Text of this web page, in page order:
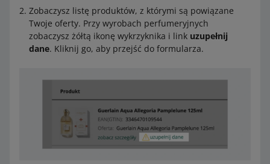
Zobaczysz listę produktów, z którymi są powiązane
Twoje oferty. Przy wyrobach perfumeryjnych
zobaczysz żółtą ikonę wykrzyknika i link uzupełnij
dane. Kliknij go, aby przejść do formularza.